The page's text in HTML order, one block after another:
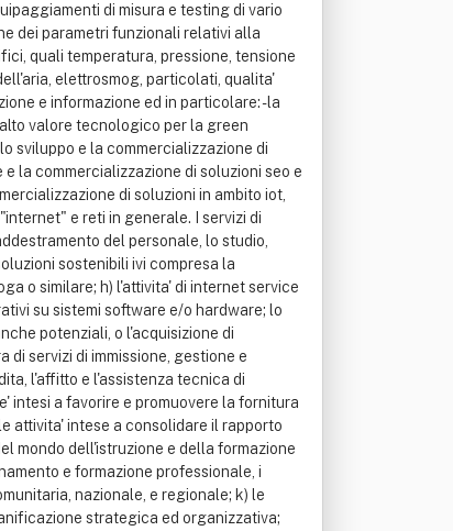
di misura e testing di vario
dei parametri funzionali relativi alla
quali temperatura, pressione, tensione
elettrosmog, particolati, qualita'
e informazione ed in particolare: - la
valore tecnologico per la green
sviluppo e la commercializzazione di
la commercializzazione di soluzioni seo e
di soluzioni in ambito iot,
e reti in generale. I servizi di
del personale, lo studio,
sostenibili ivi compresa la
o similare; h) l'attivita' di internet service
su sistemi software e/o hardware; lo
potenziali, o l'acquisizione di
servizi di immissione, gestione e
l'affitto e l'assistenza tecnica di
intesi a favorire e promuovere la fornitura
attivita' intese a consolidare il rapporto
mondo dell'istruzione e della formazione
e formazione professionale, i
nazionale, e regionale; k) le
strategica ed organizzativa;